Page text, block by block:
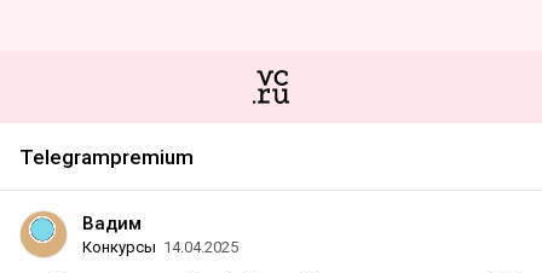
Telegrampremium
Вадим
Конкурсы 14.04.2025